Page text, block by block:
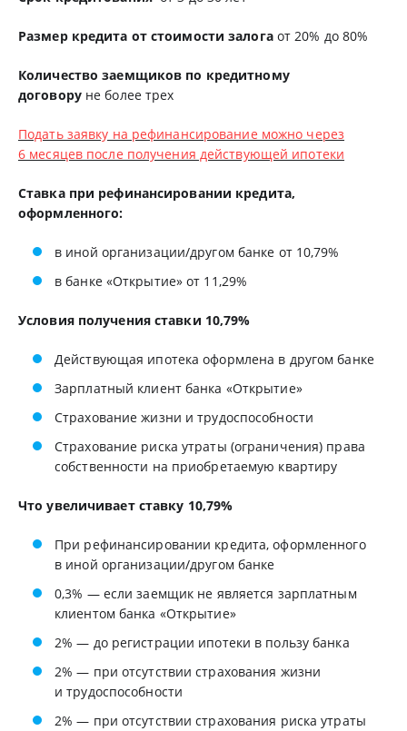
Размер кредита от стоимости залога от 20% до 80%
Количество заемщиков по кредитному
договору не более трех
Подать заявку на рефинансирование можно через
6 месяцев после получения действующей ипотеки
Ставка при рефинансировании кредита,
оформленного:
в иной организации/другом банке от 10,79%
в банке «Открытие» от 11,29%
Условия получения ставки 10,79%
Действующая ипотека оформлена в другом банке
Зарплатный клиент банка «Открытие»
Страхование жизни и трудоспособности
Страхование риска утраты (ограничения) права
собственности на приобретаемую квартиру
Что увеличивает ставку 10,79%
При рефинансировании кредита, оформленного
в иной организации/другом банке
0,3% — если заемщик не является зарплатным
клиентом банка «Открытие»
2% — до регистрации ипотеки в пользу банка
2% — при отсутствии страхования жизни
и трудоспособности
2% — при отсутствии страхования риска утраты